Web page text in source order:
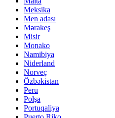
Meksika
Men adası
Mərakeş
Misir
Monako
Namibiya
Niderland
Norveç
Özbəkistan
Peru
Polşa
Portuqaliya